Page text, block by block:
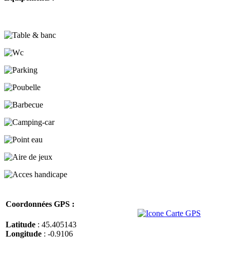
Coordonnées GPS :
Latitude : 45.405143
Longitude : -0.9106